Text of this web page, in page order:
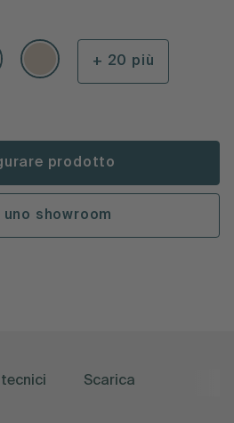
+ 20 più
prodotto
uno showroom
Scarica